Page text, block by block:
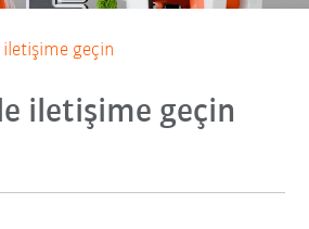
iletişime geçin
iletişime geçin